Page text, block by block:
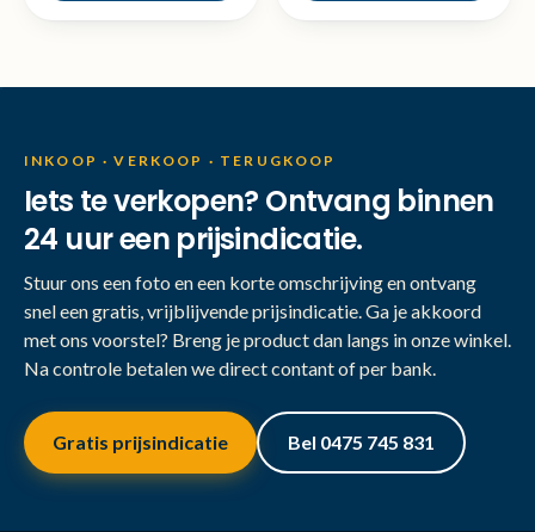
INKOOP · VERKOOP · TERUGKOOP
Iets te verkopen? Ontvang binnen
24 uur een prijsindicatie.
Stuur ons een foto en een korte omschrijving en ontvang
snel een gratis, vrijblijvende prijsindicatie. Ga je akkoord
met ons voorstel? Breng je product dan langs in onze winkel.
Na controle betalen we direct contant of per bank.
Gratis prijsindicatie Bel 0475 745 831